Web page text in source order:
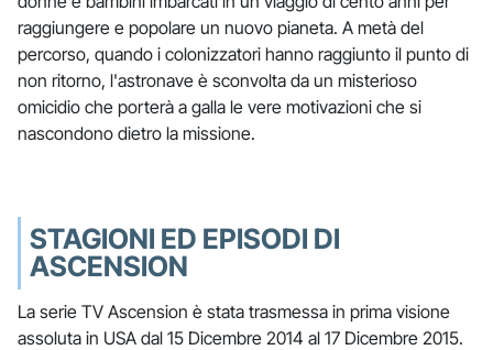
raggiungere e popolare un nuovo pianeta. A metà del
percorso, quando i colonizzatori hanno raggiunto il punto di
non ritorno, l'astronave è sconvolta da un misterioso
omicidio che porterà a galla le vere motivazioni che si
nascondono dietro la missione.
STAGIONI ED EPISODI DI
ASCENSION
La serie TV Ascension è stata trasmessa in prima visione
assoluta in USA dal 15 Dicembre 2014 al 17 Dicembre 2015.